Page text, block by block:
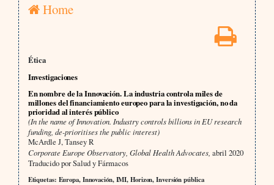
Home
Ética
Investigaciones
En nombre de la Innovación. La industria controla miles de
millones del financiamiento europeo para la investigación, no da
prioridad al interés público
(In the name of Innovation. Industry controls billions in EU research
funding, de-prioritises the public interest)
McArdle J, Tansey R
Corporate Europe Observatory, Global Health Advocates, abril 2020
Traducido por Salud y Fármacos
Etiquetas: Europa, Innovación, IMI, Horizon, Inversión pública